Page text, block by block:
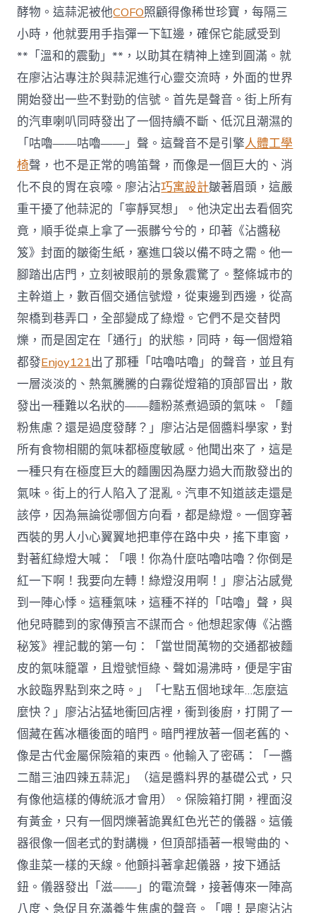
酵物。這蒜泥被他COFO照顧得像稀世珍寶，每隔三
小時，他就要用手指彈一下缸邊，確保它能感受到
**「溫和的震動」**，以助其在精神上達到圓滿。就
在廖沾沾專注於與蒜泥進行心靈交流時，外面的世界
開始發出一些不對勁的信號。首先是聲音。街上所有
的汽車喇叭同時發出了一個持續不斷、低沉且潮濕的
「咕嚕——咕嚕——」聲。這聲音不是引擎人體工學
椅聲，也不是正常的鳴笛聲，而像是一個巨大的、消
化不良的胃在哀嚎。廖沾沾巧寓設計皺著眉頭，這嚴
重干擾了他蒜泥的「寧靜冥想」。他決定出去看個究
竟，順手從桌上拿了一張髒兮兮的，印著《沾醬秘
笈》封面的皺衛生紙，塞進口袋以備不時之需。他一
腳踏出店門，立刻被眼前的景象震驚了。整條城市的
主幹道上，數百個交通信號燈，從東邊到西邊，從高
架橋到巷弄口，全部變成了綠燈。它們不是交替閃
爍，而是固定在「通行」的狀態，同時，每一個燈箱
都發Enjoy121出了那種「咕嚕咕嚕」的聲音，並且有
一層淡淡的、熱氣騰騰的白霧從燈箱的頂部冒出，散
發出一種難以名狀的——麵粉蒸煮過頭的氣味。「麵
粉焦慮？還是過度發酵？」廖沾沾是個醬料學家，對
所有食物相關的氣味都極度敏感。他聞出來了，這是
一種只有在極度巨大的麵團因為壓力過大而散發出的
氣味。街上的行人陷入了混亂。汽車不知道該走還是
該停，因為無論從哪個方向看，都是綠燈。一個穿著
西裝的男人小心翼翼地把車停在路中央，搖下車窗，
對著紅綠燈大喊：「喂！你為什麼咕嚕咕嚕？你倒是
紅一下啊！我要向左轉！綠燈沒用啊！」廖沾沾感覺
到一陣心悸。這種氣味，這種不祥的「咕嚕」聲，與
他兒時聽到的家傳預言不謀而合。他想起家傳《沾醬
秘笈》裡記載的第一句：「當世間萬物的交通都被麵
皮的氣味籠罩，且燈號恒綠、聲如湯沸時，便是宇宙
水餃臨界點到來之時。」「七點五個地球年…怎麼這
麼快？」廖沾沾猛地衝回店裡，衝到後廚，打開了一
個藏在舊冰櫃後面的暗門。暗門裡放著一個老舊的、
像是古代金屬保險箱的東西。他輸入了密碼：「一醬
二醋三油四辣五蒜泥」（這是醬料界的基礎公式，只
有像他這樣的傳統派才會用）。保險箱打開，裡面沒
有黃金，只有一個閃爍著詭異紅色光芒的儀器。這儀
器很像一個老式的對講機，但頂部插著一根彎曲的、
像韭菜一樣的天線。他顫抖著拿起儀器，按下通話
鈕。儀器發出「滋——」的電流聲，接著傳來一陣高
八度、急促且充滿養生焦慮的聲音。「喂！是廖沾沾